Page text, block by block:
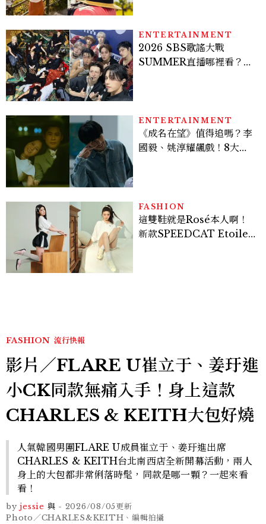
ENTERTAINMENT
2026 SBS歌謠大戰
SUMMER直播哪裡看？
ENTERTAINMENT
《成名在望》值得追嗎？李
國毅、姚淳耀飆戲！8大看
FASHION
這雙鞋就是Rosé本人啊！
新款SPEEDCAT Etoile
FASHION 流行快報
影片／FLARE U崔立于、姜玗進
小CK同款無痛入手！身上這款
CHARLES & KEITH大包好燒
人氣韓國男團FLARE U成員崔立于、姜玗進出席
CHARLES & KEITH台北南西店全新開幕活動，兩人
身上的大包都非常俐落時髦，同款是哪一顆？一起來看
看！
by jessie 與 - 2026/08/05更新
Photo／CHARLES&KEITH、編輯拍攝